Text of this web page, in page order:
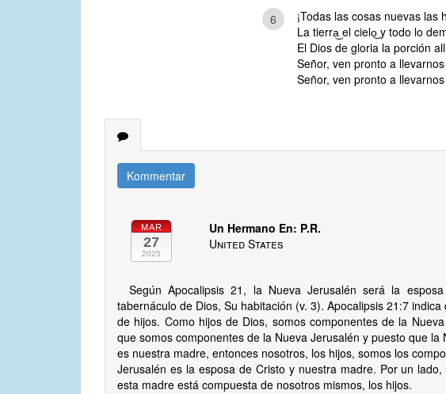
6
¡Todas las cosas nuevas las
La tierra͜ el cielo͜ y todo lo
El Dios de gloria la porción
Señor, ven pronto a
Señor, ven pronto a
Kommentar
MAR
27
2025
Un Hermano En: P.R.
United States
Según Apocalipsis 21, la Nueva Jerusalén será la
tabernáculo de Dios, Su habitación (v. 3). Apocalipsis 21:7
de hijos. Como hijos de Dios, somos componentes de la
que somos componentes de la Nueva Jerusalén y puesto que
es nuestra madre, entonces nosotros, los hijos, somos los
Jerusalén es la esposa de Cristo y nuestra madre. Por un
esta madre está compuesta de nosotros mismos, los hijos.